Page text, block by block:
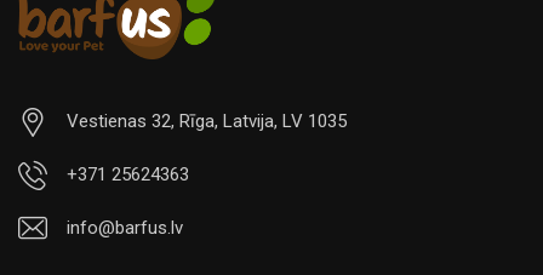
Vestienas 32, Rīga, Latvija, LV 1035
+371 25624363
info@barfus.lv